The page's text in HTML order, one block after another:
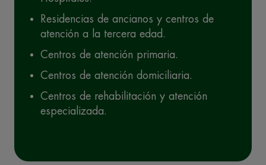
Residencias de ancianos y centros de
atención a la tercera edad.
Centros de atención primaria.
Centros de atención domiciliaria.
Centros de rehabilitación y atención
especializada.